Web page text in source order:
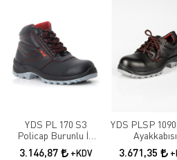
YDS PL 170 S3
Policap Burunlu İş
Botu
3.146,87 +KDV
YDS PLSP
Ayakkabısı
3.671,35